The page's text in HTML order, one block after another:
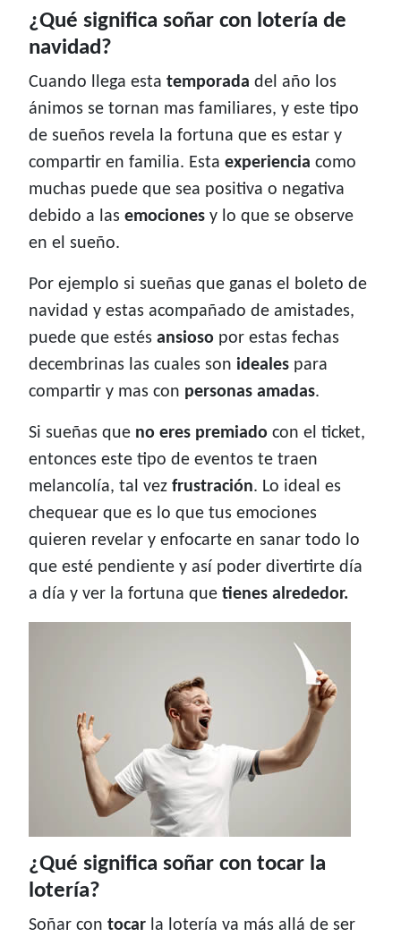
¿Qué significa soñar con lotería de
navidad?
Cuando llega esta temporada del año los
ánimos se tornan mas familiares, y este tipo
de sueños revela la fortuna que es estar y
compartir en familia. Esta experiencia como
muchas puede que sea positiva o negativa
debido a las emociones y lo que se observe
en el sueño.
Por ejemplo si sueñas que ganas el boleto de
navidad y estas acompañado de amistades,
puede que estés ansioso por estas fechas
decembrinas las cuales son ideales para
compartir y mas con personas amadas.
Si sueñas que no eres premiado con el ticket,
entonces este tipo de eventos te traen
melancolía, tal vez frustración. Lo ideal es
chequear que es lo que tus emociones
quieren revelar y enfocarte en sanar todo lo
que esté pendiente y así poder divertirte día
a día y ver la fortuna que tienes alrededor.
¿Qué significa soñar con tocar la
lotería?
Soñar con tocar la lotería va más allá de ser